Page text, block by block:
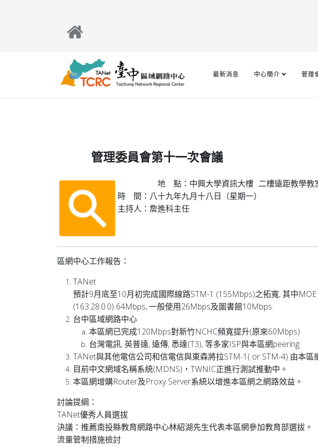
最新消息 中心簡介 管理
管理委員會第十一次會議
時　間：八十九年九月十八日（星期一）
主持人：詹進科主任
區網中心工作報告：
TANet
預計9月底至10月初完成國際線路STM-1 (155Mbps)之拓寬, 其中
(163.28.0.0) 64Mbps, 一般使用26Mbps及圖書館10Mbps.
台中區域網路中心
本區網已完成120Mbps對新竹NCHC頻寬提升(原來60Mbps)
台灣電訊, 英普達, 遠傳, 悉達(T3), 等多家ISP與本區網peering
TANet與其他電信公司和信電信與東森將拉STM-1( or STM-4) 由本區
目前中文網域名稱系統(MDNS)，TWNIC正進行測試推動中。
本區網增購Router及Proxy Server系統以增進本區網之網路效益。
討論提綱：
TANet優秀人員選拔
決議：推薦南投縣教育網路中心林紹湖先生代表本區網參加教育部選拔。
流量管制措施檢討